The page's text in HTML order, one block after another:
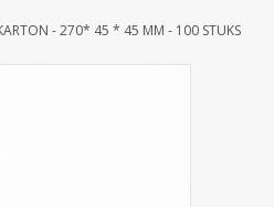
- 270* 45 * 45 MM - 100 STUKS